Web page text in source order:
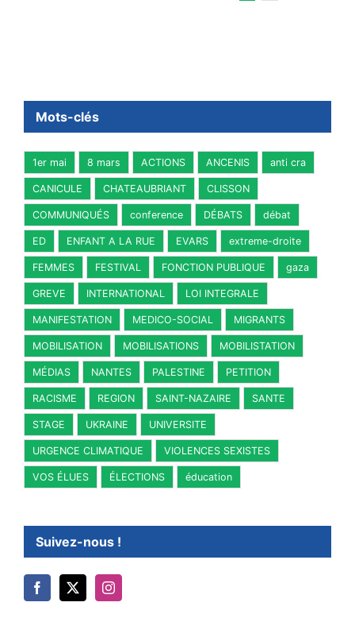
Mots-clés
1er mai 8 mars ACTIONS ANCENIS anti cra
CANICULE CHATEAUBRIANT CLISSON
COMMUNIQUÉS conference DÉBATS débat
ED ENFANT A LA RUE EVARS extreme-droite
FEMMES FESTIVAL FONCTION PUBLIQUE gaza
GREVE INTERNATIONAL LOI INTEGRALE
MANIFESTATION MEDICO-SOCIAL MIGRANTS
MOBILISATION MOBILISATIONS MOBILISTATION
MÉDIAS NANTES PALESTINE PETITION
RACISME REGION SAINT-NAZAIRE SANTE
STAGE UKRAINE UNIVERSITE
URGENCE CLIMATIQUE VIOLENCES SEXISTES
VOS ÉLUES ÉLECTIONS éducation
Suivez-nous !